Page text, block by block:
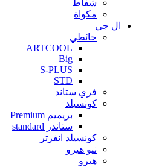
شفاط
مكواة
ال جي
حائطي
ARTCOOL
Big
S-PLUS
STD
فري ستاند
كونسيلد
بريميم Premium
ستاندر standard
كونسيلد انفرتر
نيو هيرو
هيرو